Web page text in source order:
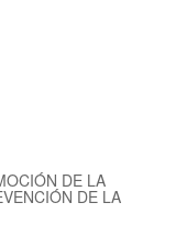
DE LA
DE LA